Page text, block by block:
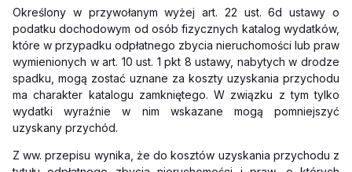
Określony w przywołanym wyżej art. 22 ust. 6d ustawy o
podatku dochodowym od osób fizycznych katalog wydatków,
które w przypadku odpłatnego zbycia nieruchomości lub praw
wymienionych w art. 10 ust. 1 pkt 8 ustawy, nabytych w drodze
spadku, mogą zostać uznane za koszty uzyskania przychodu
ma charakter katalogu zamkniętego. W związku z tym tylko
wydatki wyraźnie w nim wskazane mogą pomniejszyć
uzyskany przychód.
Z ww. przepisu wynika, że do kosztów uzyskania przychodu z